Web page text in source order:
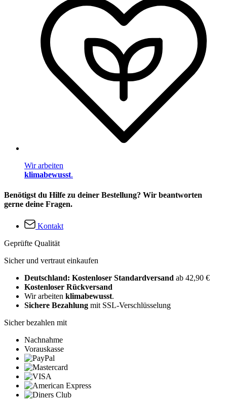
Wir arbeiten
klimabewusst.
Benötigst du Hilfe zu deiner Bestellung? Wir beantworten
gerne deine Fragen.
Kontakt
Geprüfte Qualität
Sicher und vertraut einkaufen
Deutschland: Kostenloser Standardversand ab 42,90 €
Kostenloser Rückversand
Wir arbeiten klimabewusst.
Sichere Bezahlung mit SSL-Verschlüsselung
Sicher bezahlen mit
Nachnahme
Vorauskasse